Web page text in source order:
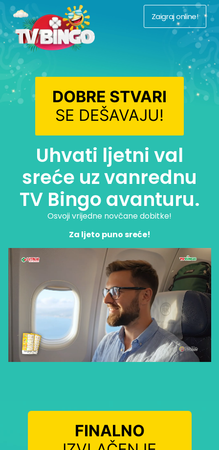
Zaigraj online!
DOBRE STVARI
SE DEŠAVAJU!
Uhvati ljetni val
sreće uz vanrednu
TV Bingo avanturu.
Osvoji vrijedne novčane dobitke!
Za ljeto puno sreće!
FINALNO